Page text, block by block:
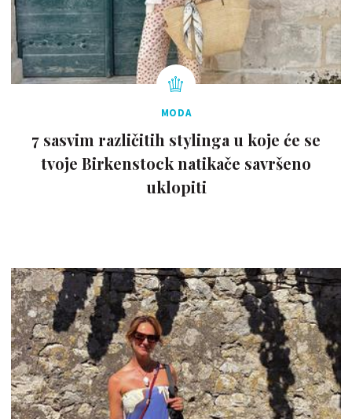
MODA
7 sasvim različitih stylinga u koje će se
tvoje Birkenstock natikače savršeno
uklopiti